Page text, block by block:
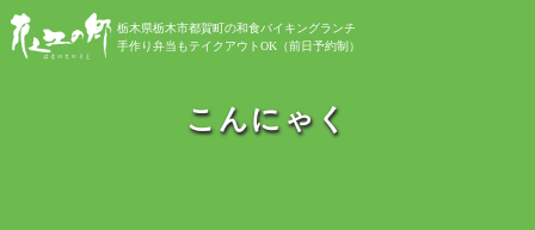
栃木県栃木市都賀町の和食バイキングランチ
手作り弁当もテイクアウトOK（前日予約制）
こんにゃく